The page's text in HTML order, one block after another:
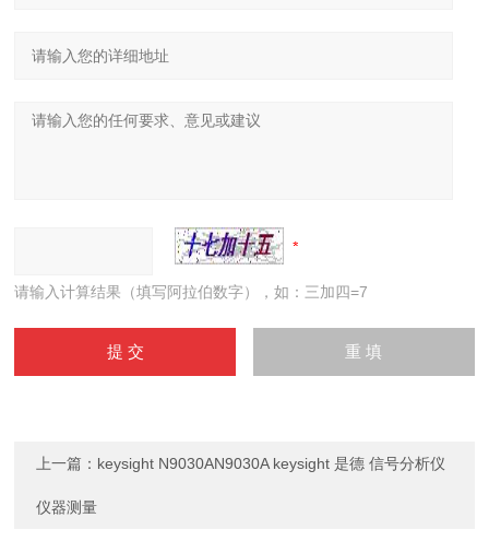
请输入计算结果（填写阿拉伯数字），如：三加四=7
上一篇： keysight N9030AN9030A keysight 是德 信号分析仪
仪器测量